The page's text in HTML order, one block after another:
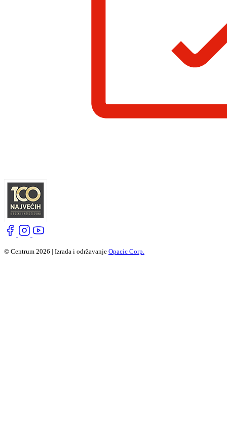
© Centrum 2026 | Izrada i održavanje Opacic Corp.